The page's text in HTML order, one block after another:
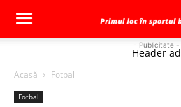
- Publicitate -
Header ad
Acasă Fotbal
Fotbal